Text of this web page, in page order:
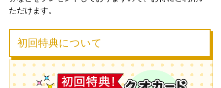
ただけます。
初回特典について